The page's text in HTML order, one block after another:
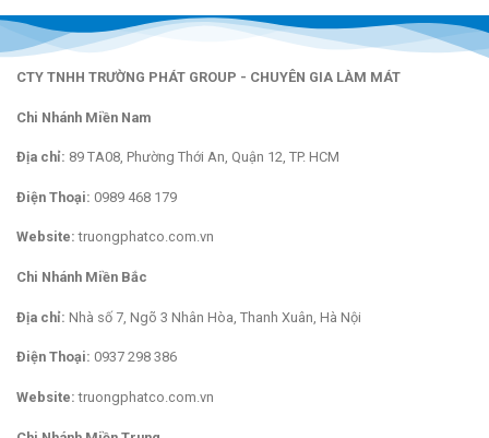
CTY TNHH TRƯỜNG PHÁT GROUP - CHUYÊN GIA LÀM MÁT
Chi Nhánh Miền Nam
Địa chỉ: 89 TA08, Phường Thới An, Quận 12, TP. HCM
Điện Thoại: 0989 468 179
Website: truongphatco.com.vn
Chi Nhánh Miền Bắc
Địa chỉ: Nhà số 7, Ngõ 3 Nhân Hòa, Thanh Xuân, Hà Nội
Điện Thoại: 0937 298 386
Website: truongphatco.com.vn